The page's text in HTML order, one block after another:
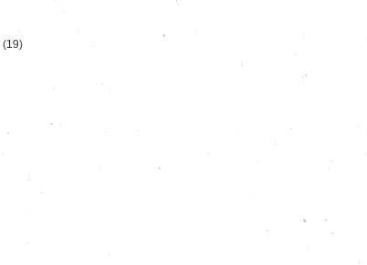
(19)